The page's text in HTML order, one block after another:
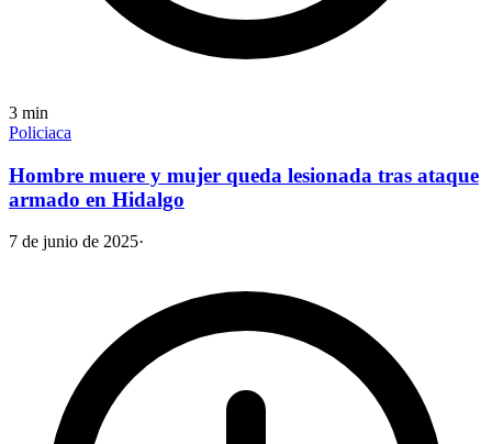
3 min
Policiaca
Hombre muere y mujer queda lesionada tras ataque
armado en Hidalgo
7 de junio de 2025·